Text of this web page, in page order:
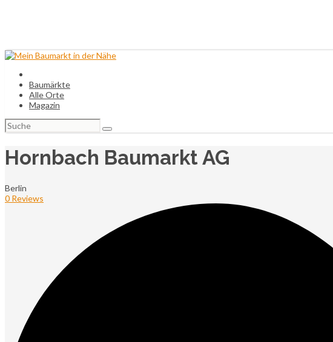
Baumärkte
Alle Orte
Magazin
Suchen
nach:
Hornbach Baumarkt AG
Berlin
0 Reviews